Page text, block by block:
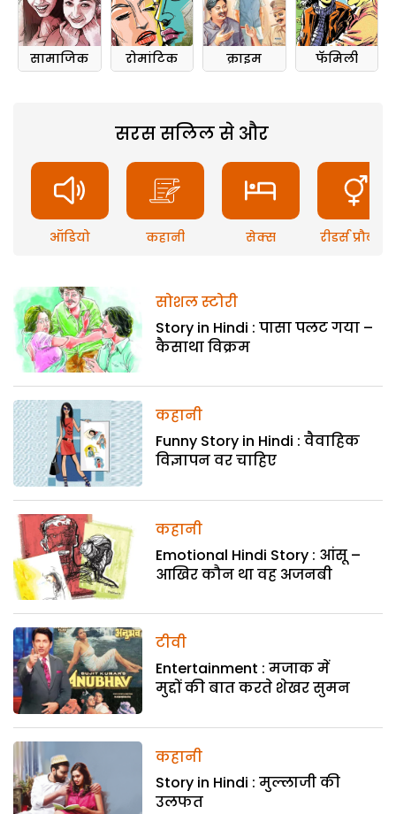
सामाजिक रोमांटिक क्राइम फॅमिली
सरस सलिल से और
ऑडियो कहानी सेक्स रीडर्स प्रौब्लम
सोशल स्टोरी
Story in Hindi : पासा पलट गया –
कैसाथा विक्रम
कहानी
Funny Story in Hindi : वैवाहिक
विज्ञापन वर चाहिए
कहानी
Emotional Hindi Story : आंसू –
आखिर कौन था वह अजनबी
टीवी
Entertainment : मजाक में
मुद्दों की बात करते शेखर सुमन
कहानी
Story in Hindi : मुल्लाजी की
उलफत